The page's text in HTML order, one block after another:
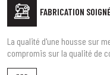
FABRICATION
La qualité d'une housse sur
compromis sur la qualité de